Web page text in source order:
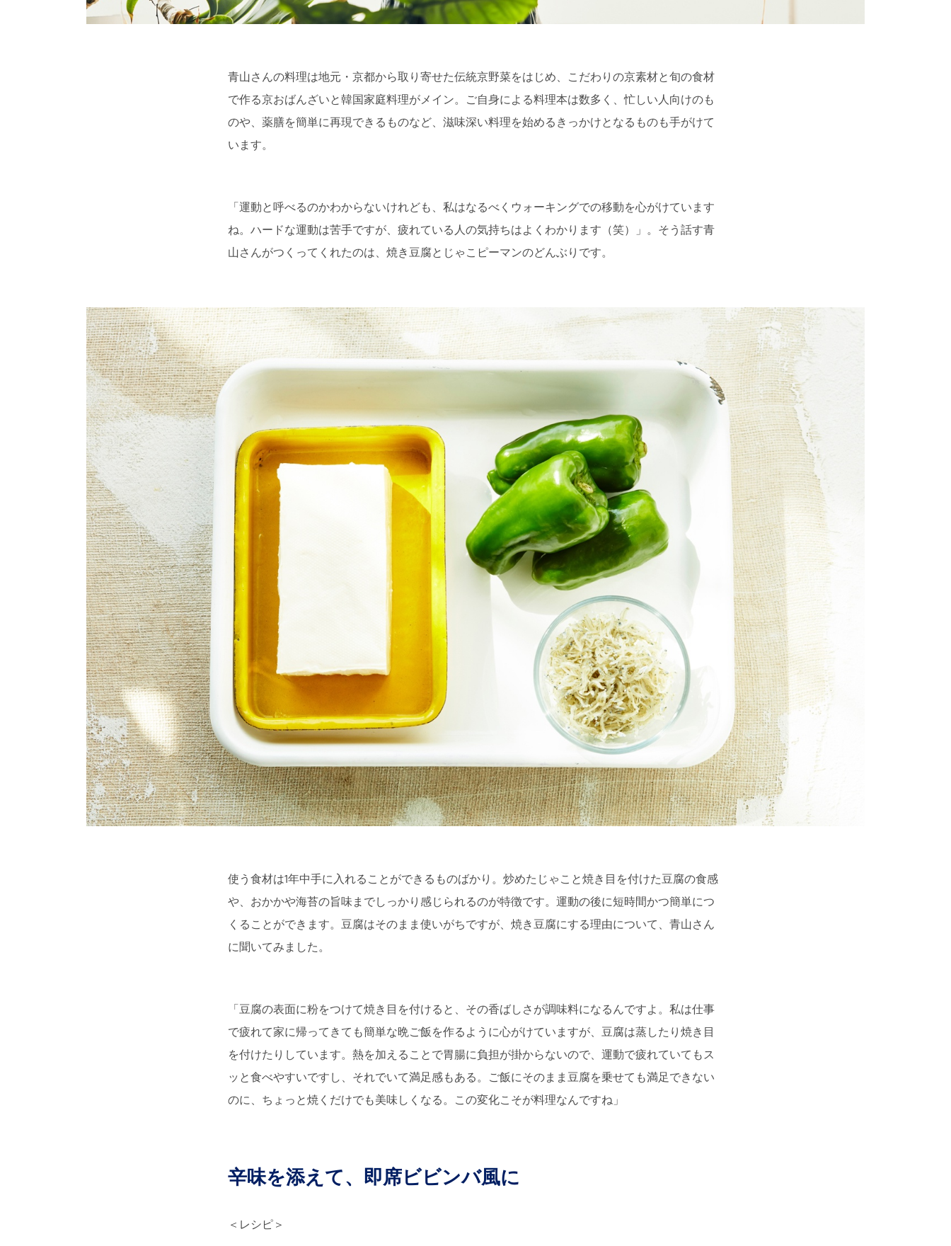
青山さんの料理は地元・京都から取り寄せた伝統京野菜をはじめ、こだわりの京素材と旬の食材
で作る京おばんざいと韓国家庭料理がメイン。ご自身による料理本は数多く、忙しい人向けのも
のや、薬膳を簡単に再現できるものなど、滋味深い料理を始めるきっかけとなるものも手がけて
います。
「運動と呼べるのかわからないけれども、私はなるべくウォーキングでの移動を心がけています
ね。ハードな運動は苦手ですが、疲れている人の気持ちはよくわかります（笑）」。そう話す青
山さんがつくってくれたのは、焼き豆腐とじゃこピーマンのどんぶりです。
使う食材は1年中手に入れることができるものばかり。炒めたじゃこと焼き目を付けた豆腐の食感
や、おかかや海苔の旨味までしっかり感じられるのが特徴です。運動の後に短時間かつ簡単につ
くることができます。豆腐はそのまま使いがちですが、焼き豆腐にする理由について、青山さん
に聞いてみました。
「豆腐の表面に粉をつけて焼き目を付けると、その香ばしさが調味料になるんですよ。私は仕事
で疲れて家に帰ってきても簡単な晩ご飯を作るように心がけていますが、豆腐は蒸したり焼き目
を付けたりしています。熱を加えることで胃腸に負担が掛からないので、運動で疲れていてもス
ッと食べやすいですし、それでいて満足感もある。ご飯にそのまま豆腐を乗せても満足できない
のに、ちょっと焼くだけでも美味しくなる。この変化こそが料理なんですね」
辛味を添えて、即席ビビンバ風に
＜レシピ＞